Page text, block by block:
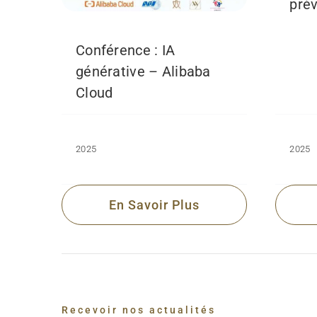
Conférence : IA
générative – Alibaba
Cloud
2025
En Savoir Plus
2025
Recevoir nos actualités